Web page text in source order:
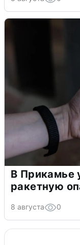
В Прикамье
ракетную
8 августа 0